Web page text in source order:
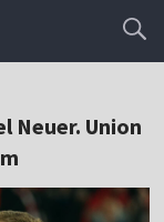
Neuer. Union